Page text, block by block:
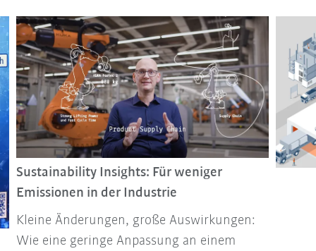
Sustainability Insights: Für weniger
Emissionen in der Industrie
Kleine Änderungen, große Auswirkungen:
Wie eine geringe Anpassung an einem